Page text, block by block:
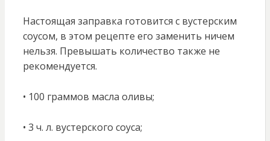
Настоящая заправка готовится с вустерским
соусом, в этом рецепте его заменить ничем
нельзя. Превышать количество также не
рекомендуется.
• 100 граммов масла оливы;
• 3 ч. л. вустерского соуса;